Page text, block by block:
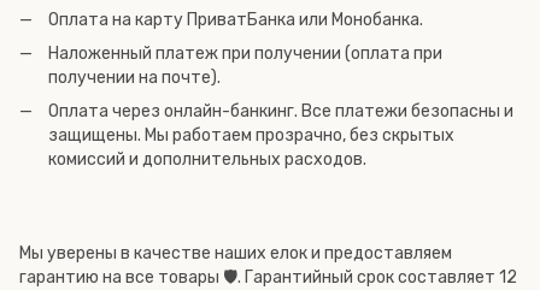
Оплата на карту ПриватБанка или Монобанка.
Наложенный платеж при получении (оплата при
получении на почте).
Оплата через онлайн-банкинг. Все платежи безопасны и
защищены. Мы работаем прозрачно, без скрытых
комиссий и дополнительных расходов.
Мы уверены в качестве наших елок и предоставляем
гарантию на все товары 🛡️. Гарантийный срок составляет 12